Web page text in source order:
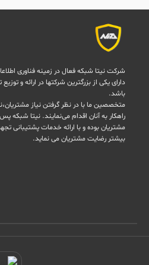
شرکت نیتا شبکه فعال در زمینه فناوری
دارای یکی از بزرگترین شرکتها در ارائه و
باشد.
متخصصین ما با در نظر گرفتن نیاز
راهکار به آنان اقدام می‌نمایند. نیتا شبکه
مشتریان بوده و با ارائه خدمات
بیشتر رضایت مشتریان می نماید.